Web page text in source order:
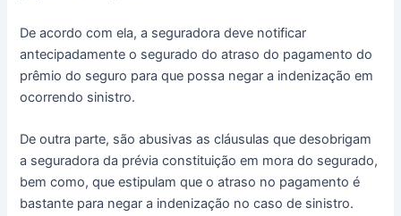
De acordo com ela, a seguradora deve notificar
antecipadamente o segurado do atraso do pagamento do
prêmio do seguro para que possa negar a indenização em
ocorrendo sinistro.
De outra parte, são abusivas as cláusulas que desobrigam
a seguradora da prévia constituição em mora do segurado,
bem como, que estipulam que o atraso no pagamento é
bastante para negar a indenização no caso de sinistro.